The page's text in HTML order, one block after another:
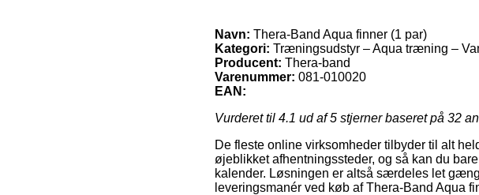
Navn: Thera-Band Aqua finner (1 par)
Kategori: Træningsudstyr – Aqua træning –
Producent: Thera-band
Varenummer: 081-010020
EAN:
Vurderet til 4.1 ud af 5 stjerner baseret på 32
De fleste online virksomheder tilbyder til alt
øjeblikket afhentningssteder, og så kan du
kalender. Løsningen er altså særdeles let
leveringsmanér ved køb af Thera-Band Aqua